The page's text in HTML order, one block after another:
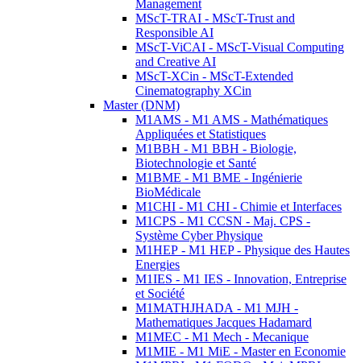
Management
MScT-TRAI - MScT-Trust and
Responsible AI
MScT-ViCAI - MScT-Visual Computing
and Creative AI
MScT-XCin - MScT-Extended
Cinematography XCin
Master (DNM)
M1AMS - M1 AMS - Mathématiques
Appliquées et Statistiques
M1BBH - M1 BBH - Biologie,
Biotechnologie et Santé
M1BME - M1 BME - Ingénierie
BioMédicale
M1CHI - M1 CHI - Chimie et Interfaces
M1CPS - M1 CCSN - Maj. CPS -
Système Cyber Physique
M1HEP - M1 HEP - Physique des Hautes
Energies
M1IES - M1 IES - Innovation, Entreprise
et Société
M1MATHJHADA - M1 MJH -
Mathematiques Jacques Hadamard
M1MEC - M1 Mech - Mecanique
M1MIE - M1 MiE - Master en Economie